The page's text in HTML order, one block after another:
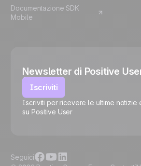
Documentazione SDK
Mobile
Newsletter di Positive
Iscriviti
Iscriviti per ricevere le ultime notizie
su Positive User
Seguici